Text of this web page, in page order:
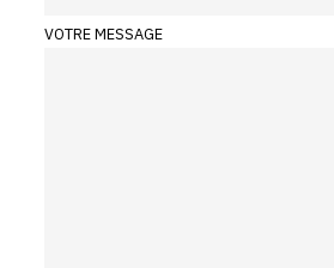
VOTRE MESSAGE